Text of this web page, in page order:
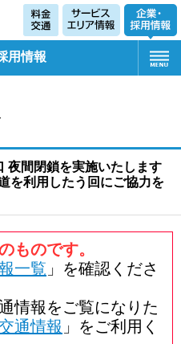
用情報
夜間閉鎖を実施いたします
を利用したう回にご協力を
ものです。
一覧 」を確認くださ
情報をご覧になりた
通情報 」をご利用く